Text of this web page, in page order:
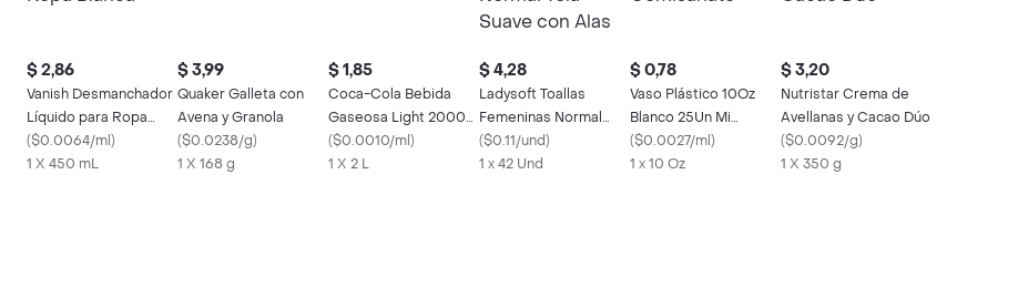
$ 2,86
Vanish Desmanchador
Líquido para Ropa
Blanca
($0.0064/ml)
1 X 450 mL
$ 3,99
Quaker Galleta con
Avena y Granola
($0.0238/g)
1 X 168 g
$ 1,85
Coca-Cola Bebida
Gaseosa Light 2000
mL
($0.0010/ml)
1 X 2 L
$ 4,28
Ladysoft Toallas
Femeninas Normal
Tela Suave con Alas
($0.11/und)
1 x 42 Und
$ 0,78
Vaso Plástico 10Oz
Blanco 25Un Mi
Comisariato
($0.0027/ml)
1 x 10 Oz
$ 3,20
Nutristar Crema de
Avellanas y Cacao Dúo
($0.0092/g)
1 X 350 g